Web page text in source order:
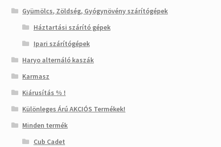
Gyümölcs, Zöldség, Gyógynövény szárítógépek
Háztartási szárító gépek
Ipari szárítógépek
Haryo alternáló kaszák
Karmasz
Kiárusítás % !
Különleges Árú AKCIÓS Termékek!
Minden termék
Cub Cadet